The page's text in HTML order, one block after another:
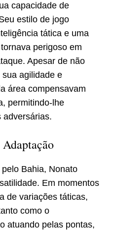
capacidade de
estilo de jogo
tática e uma
perigoso em
Apesar de não
agilidade e
área compensavam
permitindo-lhe
adversárias.
Bahia, Nonato
Em momentos
de variações táticas,
como o
atuando pelas pontas,